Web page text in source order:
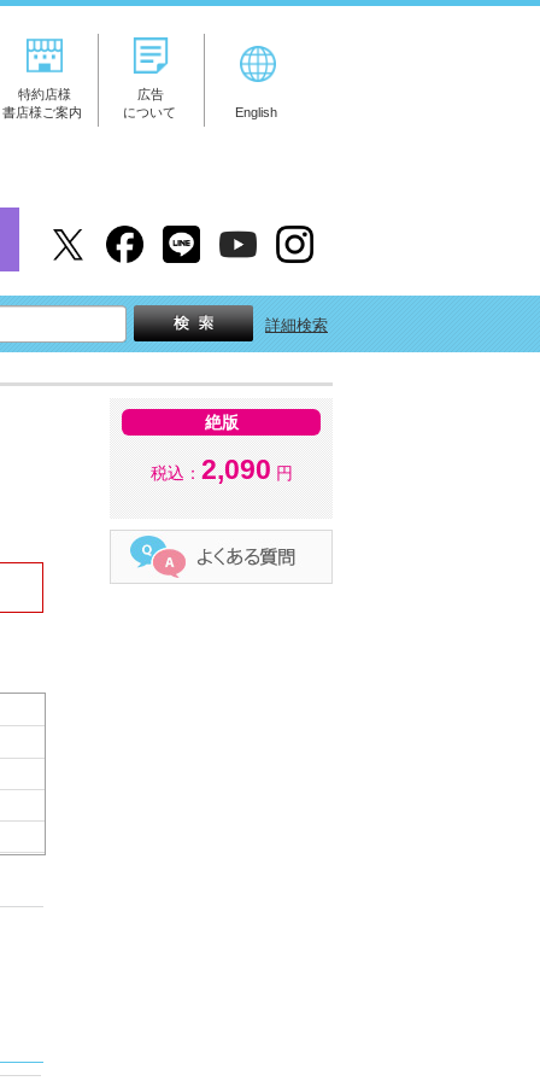
特約店様
書店様ご案内
広告
について
English
詳細検索
絶版
税込： 2,090 円